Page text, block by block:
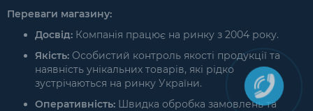
Переваги магазину:
Досвід: Компанія працює на ринку з 2004 року.
Якість: Особистий контроль якості продукції та
наявність унікальних товарів, які рідко
зустрічаються на ринку України.
Оперативність: Швидка обробка замовлень та